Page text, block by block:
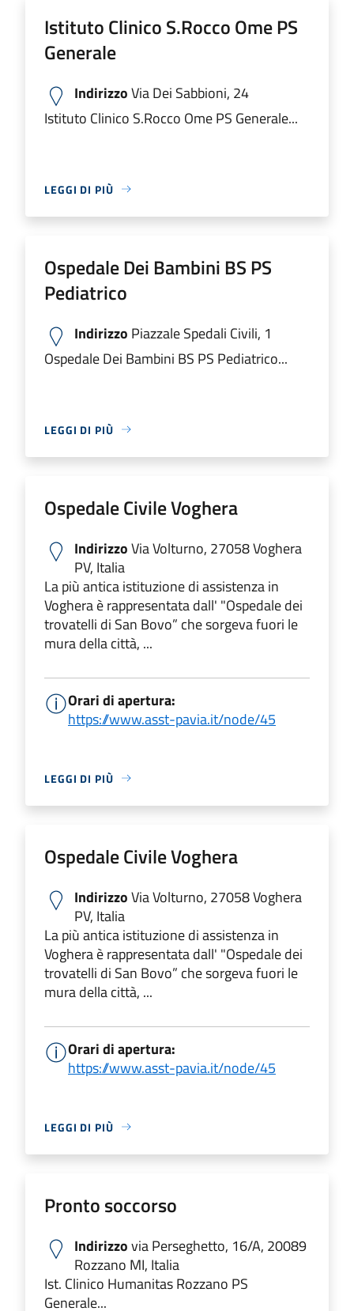
Istituto Clinico S.Rocco Ome PS
Generale
IndirizzoVia Dei Sabbioni, 24
Istituto Clinico S.Rocco Ome PS Generale...
LEGGI DI PIÙ
Ospedale Dei Bambini BS PS
Pediatrico
Indirizzo Piazzale Spedali Civili, 1
Ospedale Dei Bambini BS PS Pediatrico...
LEGGI DI PIÙ
Ospedale Civile Voghera
IndirizzoVia Volturno, 27058 Voghera
PV, Italia
La più antica istituzione di assistenza in
Voghera è rappresentata dall' "Ospedale dei
trovatelli di San Bovo” che sorgeva fuori le
mura della città, ...
Orari di apertura:
https://www.asst-pavia.it/node/45
LEGGI DI PIÙ
Ospedale Civile Voghera
IndirizzoVia Volturno, 27058 Voghera
PV, Italia
La più antica istituzione di assistenza in
Voghera è rappresentata dall' "Ospedale dei
trovatelli di San Bovo” che sorgeva fuori le
mura della città, ...
Orari di apertura:
https://www.asst-pavia.it/node/45
LEGGI DI PIÙ
Pronto soccorso
Indirizzovia Perseghetto, 16/A, 20089
Rozzano MI, Italia
Ist. Clinico Humanitas Rozzano PS
Generale...